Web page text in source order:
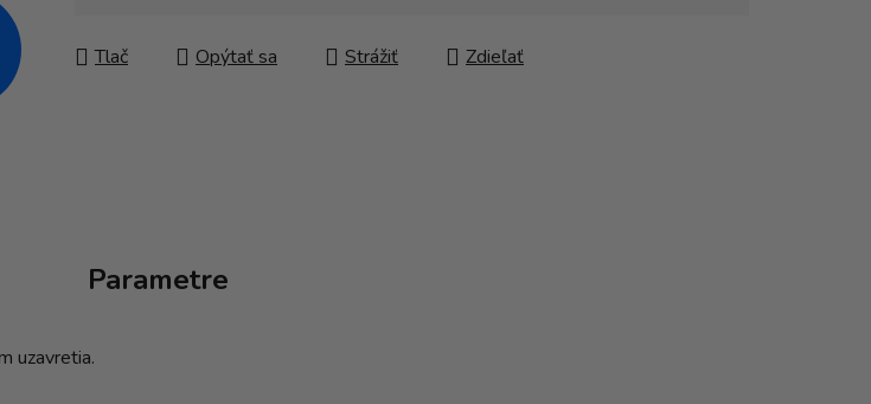
Tlač Opýtať sa Strážiť Zdieľať
Parametre
uzavretia.